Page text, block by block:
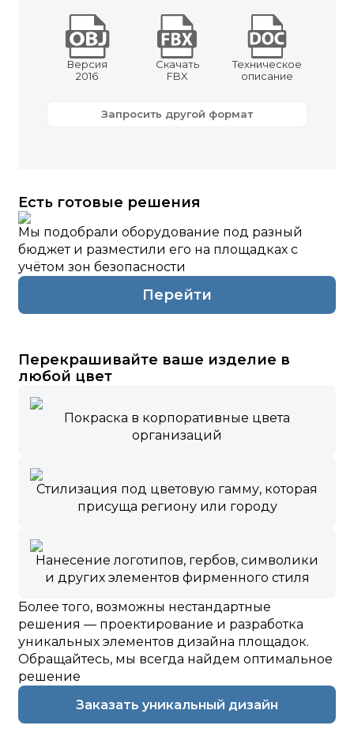
Версия
2016
Скачать
FBX
Техническое
описание
Запросить другой формат
Есть готовые решения
Мы подобрали оборудование под разный
бюджет и разместили его на площадках с
учётом зон безопасности
Перейти
Перекрашивайте ваше изделие в
любой цвет
Покраска в корпоративные цвета
организаций
Стилизация под цветовую гамму, которая
присуща региону или городу
Нанесение логотипов, гербов, символики
и других элементов фирменного стиля
Более того, возможны нестандартные
решения — проектирование и разработка
уникальных элементов дизайна площадок.
Обращайтесь, мы всегда найдем оптимальное
решение
Заказать уникальный дизайн